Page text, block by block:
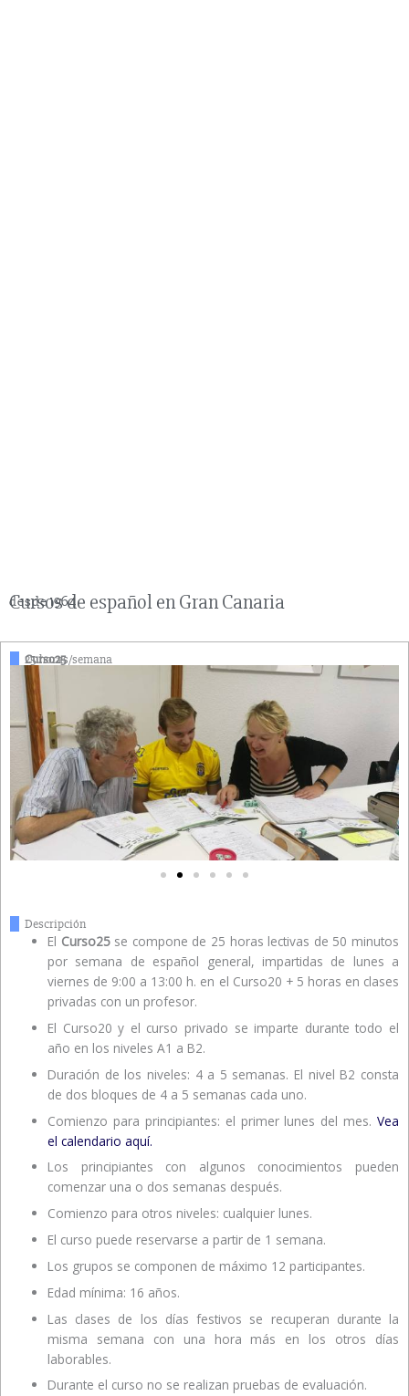
Cursos de español en Gran Canaria
desde 1964
Curso25
25 horas/semana
Descripción
El Curso25se compone de 25 horas lectivas de 50 minutos
por semana de español general, impartidas de lunes a
viernes de 9:00 a 13:00 h. en el Curso20 + 5 horas en clases
privadas con un profesor.
El Curso20 y el curso privado se imparte durante todo el
año en los niveles A1 a B2.
Duración de los niveles: 4 a 5 semanas. El nivel B2 consta
de dos bloques de 4 a 5 semanas cada uno.
Comienzo para principiantes: el primer lunes del mes. Vea
el calendario aquí.
Los principiantes con algunos conocimientos pueden
comenzar una o dos semanas después.
Comienzo para otros niveles: cualquier lunes.
El curso puede reservarse a partir de 1 semana.
Los grupos se componen de máximo 12 participantes.
Edad mínima: 16 años.
Las clases de los días festivos se recuperan durante la
misma semana con una hora más en los otros días
laborables.
Durante el curso no se realizan pruebas de evaluación.